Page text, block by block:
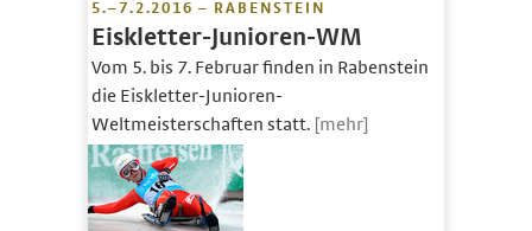
5.–7.2.2016 – RABENSTEIN
Eiskletter-Junioren-WM
Vom 5. bis 7. Februar finden in Rabenstein
die Eiskletter-Junioren-
Weltmeisterschaften statt. [mehr]